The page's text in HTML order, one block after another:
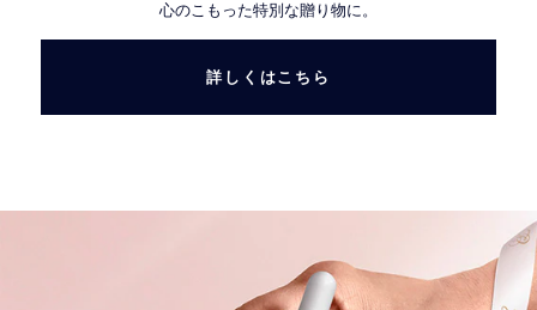
心のこもった特別な贈り物に。
詳しくはこちら